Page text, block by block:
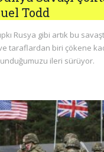
Todd
Rusya gibi artık bu
taraflardan biri çökene
ileri sürüyor.